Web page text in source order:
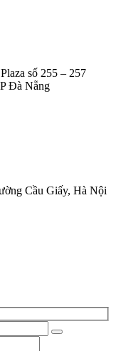
số 255 – 257
Đà Nẵng
Cầu Giấy, Hà Nội